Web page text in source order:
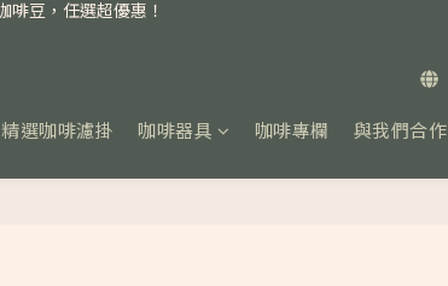
精選咖啡濾掛 咖啡器具 咖啡專欄 與我們合作